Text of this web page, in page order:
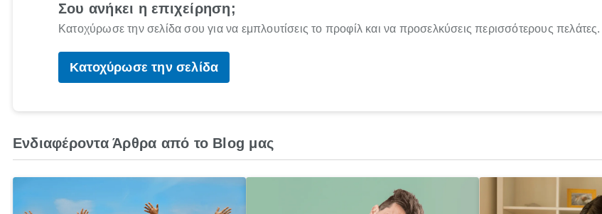
Σου ανήκει η επιχείρηση;
Κατοχύρωσε την σελίδα σου για να εμπλουτίσεις το προφίλ και να προσελκύσεις περισσότερους πελάτες.
Κατοχύρωσε την σελίδα
Ενδιαφέροντα Άρθρα από το Blog μας